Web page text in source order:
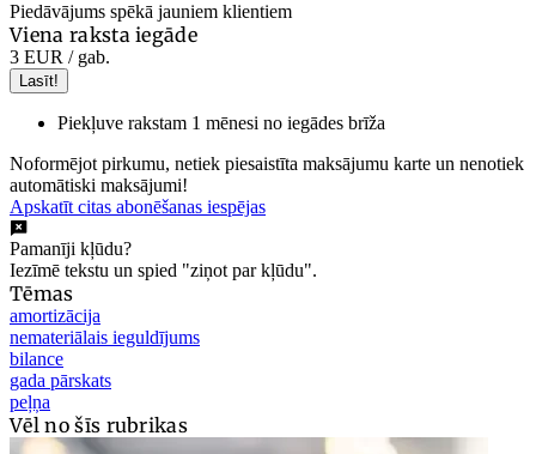
Piedāvājums spēkā jauniem klientiem
Viena raksta iegāde
3 EUR / gab.
Lasīt!
Piekļuve rakstam 1 mēnesi no iegādes brīža
Noformējot pirkumu, netiek piesaistīta maksājumu karte un nenotiek
automātiski maksājumi!
Apskatīt citas abonēšanas iespējas
Pamanīji kļūdu?
Iezīmē tekstu un spied "ziņot par kļūdu".
Tēmas
amortizācija
nemateriālais ieguldījums
bilance
gada pārskats
peļņa
Vēl no šīs rubrikas